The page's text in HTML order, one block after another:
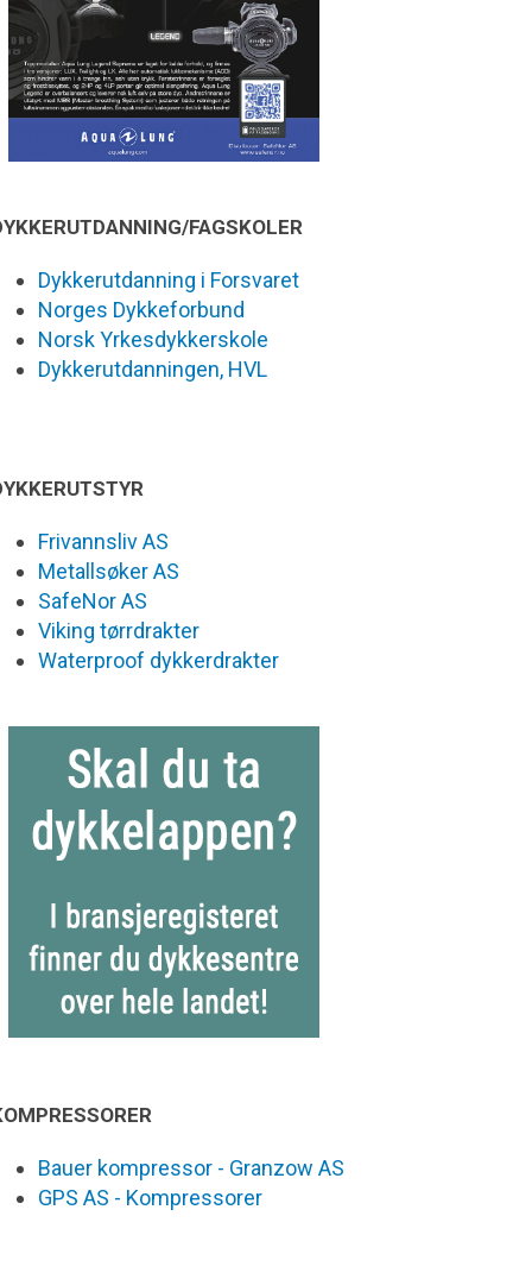
FAGSKOLER
Dykkerutdanning i Forsvaret
Norges Dykkeforbund
Norsk Yrkesdykkerskole
Dykkerutdanningen, HVL
Frivannsliv AS
Metallsøker AS
SafeNor AS
Viking tørrdrakter
Waterproof dykkerdrakter
Bauer kompressor - Granzow AS
GPS AS - Kompressorer